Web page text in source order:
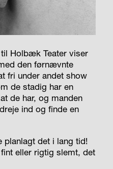
til Holbæk Teater viser
den førnævnte
fri under andet show
de stadig har en
de har, og manden
ind og finde en
planlagt det i lang tid!
eller rigtig slemt, det